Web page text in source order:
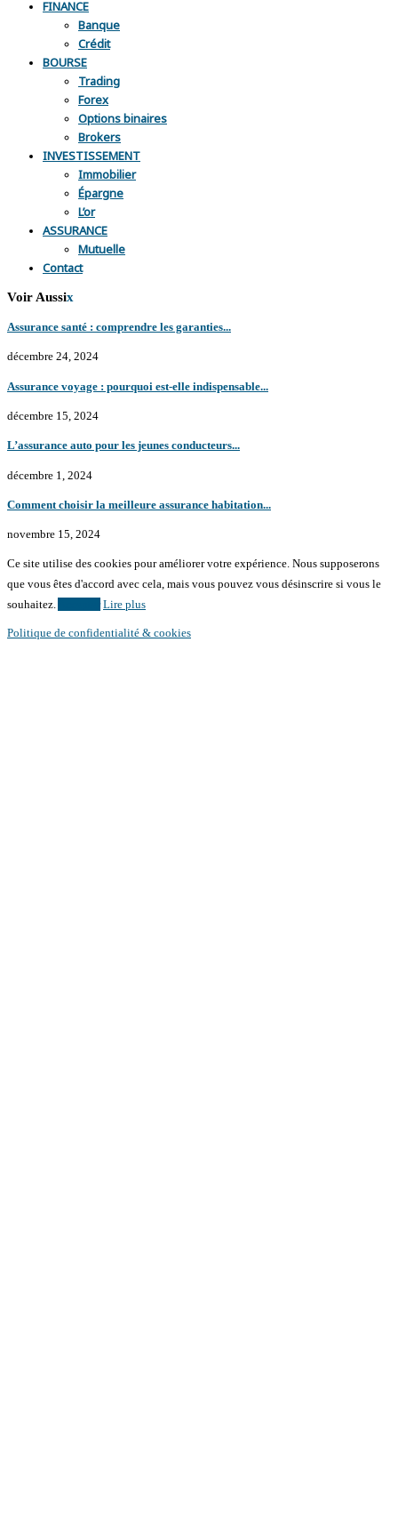
FINANCE
Banque
Crédit
BOURSE
Trading
Forex
Options binaires
Brokers
INVESTISSEMENT
Immobilier
Épargne
L’or
ASSURANCE
Mutuelle
Contact
Voir Aussix
Assurance santé : comprendre les garanties...
décembre 24, 2024
Assurance voyage : pourquoi est-elle indispensable...
décembre 15, 2024
L’assurance auto pour les jeunes conducteurs...
décembre 1, 2024
Comment choisir la meilleure assurance habitation...
novembre 15, 2024
Ce site utilise des cookies pour améliorer votre expérience. Nous supposerons
que vous êtes d'accord avec cela, mais vous pouvez vous désinscrire si vous le
souhaitez.
Lire plus
Politique de confidentialité & cookies